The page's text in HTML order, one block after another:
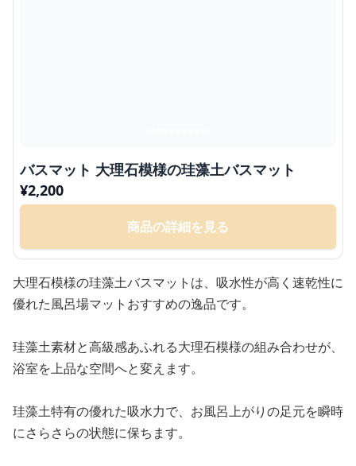
バスマット 大理石模様の珪藻土バスマット
¥2,200
商品の詳細を見る
大理石模様の珪藻土バスマットは、吸水性が高く速乾性に
優れた風呂場マットおすすめの逸品です。
珪藻土素材と高級感あふれる大理石模様の組み合わせが、
浴室を上品な空間へと変えます。
珪藻土特有の優れた吸水力で、お風呂上がりの足元を瞬時
にさらさらの状態に保ちます。